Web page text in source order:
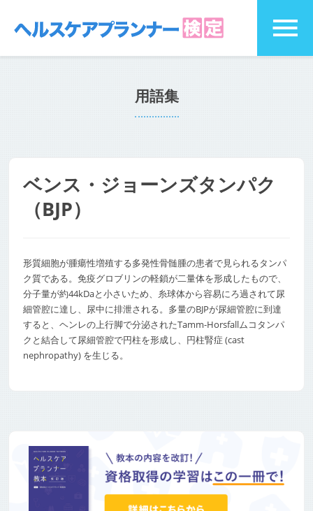
用語集
ベンス・ジョーンズタンパク
（BJP）
形質細胞が腫瘍性増殖する多発性骨髄腫の患者で見られるタンパ
ク質である。免疫グロブリンの軽鎖が二量体を形成したもので、
分子量が約44kDaと小さいため、糸球体から容易にろ過されて尿
細管腔に達し、尿中に排泄される。多量のBJPが尿細管腔に到達
すると、ヘンレの上行脚で分泌されたTamm-Horsfallムコタンパ
クと結合して尿細管腔で円柱を形成し、円柱腎症 (cast
nephropathy) を生じる。